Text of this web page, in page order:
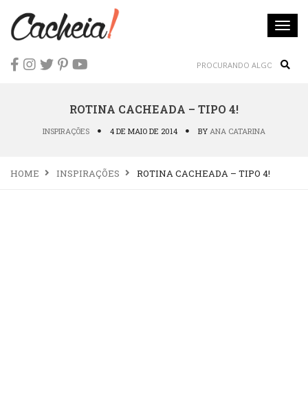
ROTINA CACHEADA – TIPO 4!
INSPIRAÇÕES 4 DE MAIO DE 2014 BY ANA CATARINA
HOME INSPIRAÇÕES ROTINA CACHEADA – TIPO 4!